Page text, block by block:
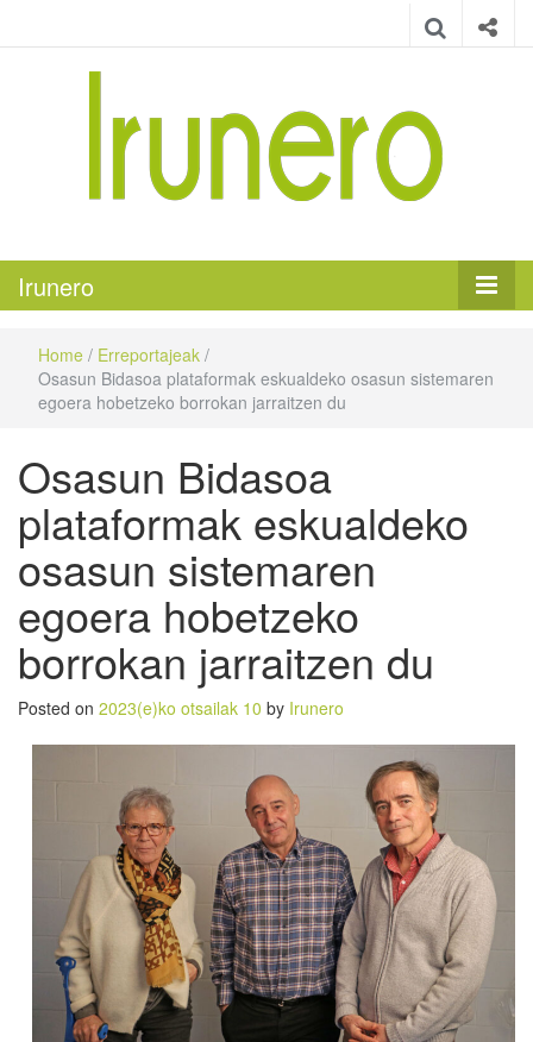
Irunero
Home / Erreportajeak /
Osasun Bidasoa plataformak eskualdeko osasun sistemaren
egoera hobetzeko borrokan jarraitzen du
Osasun Bidasoa
plataformak eskualdeko
osasun sistemaren
egoera hobetzeko
borrokan jarraitzen du
Posted on 2023(e)ko otsailak 10 by Irunero